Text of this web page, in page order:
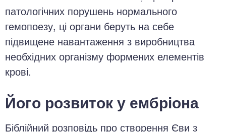
патологічних порушень нормального
гемопоезу, ці органи беруть на себе
підвищене навантаження з виробництва
необхідних організму формених елементів
крові.
Його розвиток у ембріона
Біблійний розповідь про створення Єви з